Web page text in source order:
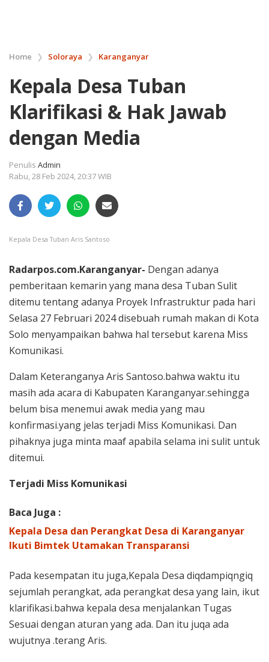
Home ❯ Soloraya ❯ Karanganyar
Kepala Desa Tuban
Klarifikasi & Hak Jawab
dengan Media
Penulis Admin
Rabu, 28 Feb 2024, 20:37 WIB
Kepala Desa Tuban Aris Santoso
Radarpos.com.Karanganyar- Dengan adanya
pemberitaan kemarin yang mana desa Tuban Sulit
ditemu tentang adanya Proyek Infrastruktur pada hari
Selasa 27 Februari 2024 disebuah rumah makan di Kota
Solo menyampaikan bahwa hal tersebut karena Miss
Komunikasi.
Dalam Keteranganya Aris Santoso.bahwa waktu itu
masih ada acara di Kabupaten Karanganyar.sehingga
belum bisa menemui awak media yang mau
konfirmasi.yang jelas terjadi Miss Komunikasi. Dan
pihaknya juga minta maaf apabila selama ini sulit untuk
ditemui.
Terjadi Miss Komunikasi
Baca Juga :
Kepala Desa dan Perangkat Desa di Karanganyar
Ikuti Bimtek Utamakan Transparansi
Pada kesempatan itu juga,Kepala Desa diqdampiqngiq
sejumlah perangkat, ada perangkat desa yang lain, ikut
klarifikasi.bahwa kepala desa menjalankan Tugas
Sesuai dengan aturan yang ada. Dan itu juqa ada
wujutnya .terang Aris.